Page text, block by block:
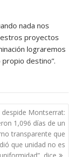
nada nos
proyectos
lograremos
destino”.
despide Montserrat:
1,096 días de un
transparente que
que unidad no es